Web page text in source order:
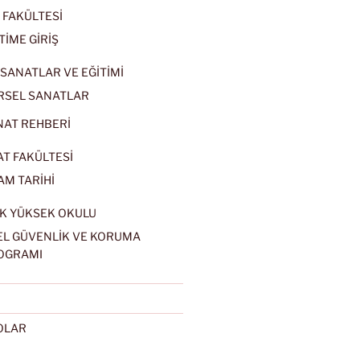
GİRİŞ
VE EĞİTİMİ
SANATLAR
REHBERİ
FAKÜLTESİ
TARİHİ
YÜKSEK OKULU
GÜVENLİK VE KORUMA